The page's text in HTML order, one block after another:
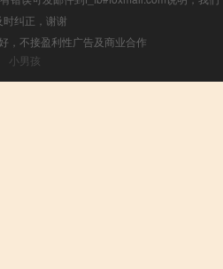
时纠正，谢谢
，不接盈利性广告及商业合作
小男孩